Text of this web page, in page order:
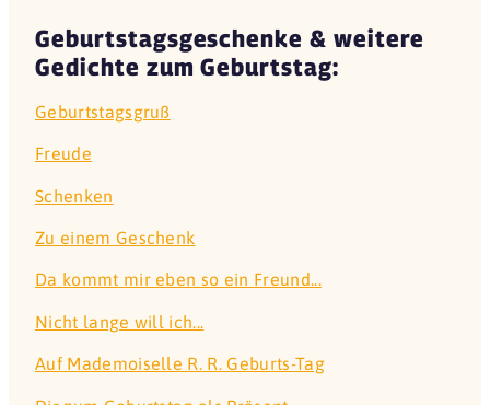
Geburtstagsgeschenke & weitere
Gedichte zum Geburtstag:
Geburtstagsgruß
Freude
Schenken
Zu einem Geschenk
Da kommt mir eben so ein Freund...
Nicht lange will ich...
Auf Mademoiselle R. R. Geburts-Tag